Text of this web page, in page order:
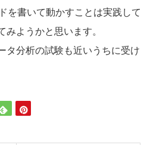
を書いて動かすことは実践して
ようかと思います。
タ分析の試験も近いうちに受け